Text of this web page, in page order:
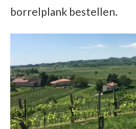
borrelplank bestellen.